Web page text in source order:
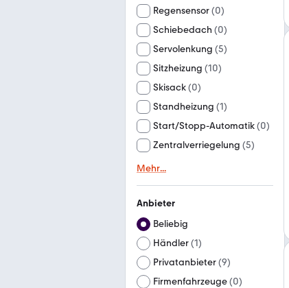
Regensensor(0)
Schiebedach (0)
Servolenkung (5)
Sitzheizung (10)
Skisack(0)
Standheizung (1)
Start/Stopp-Automatik(0)
Zentralverriegelung (5)
Mehr...
Anbieter
Beliebig
Händler(1)
Privatanbieter(9)
Firmenfahrzeuge(0)